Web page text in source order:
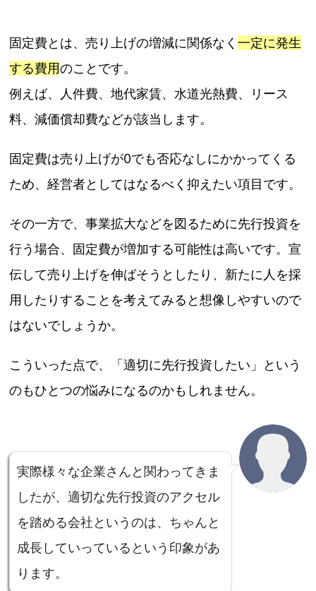
固定費とは、売り上げの増減に関係なく一定に発生
する費用のことです。
例えば、人件費、地代家賃、水道光熱費、リース
料、減価償却費などが該当します。
固定費は売り上げが0でも否応なしにかかってくる
ため、経営者としてはなるべく抑えたい項目です。
その一方で、事業拡大などを図るために先行投資を
行う場合、固定費が増加する可能性は高いです。宣
伝して売り上げを伸ばそうとしたり、新たに人を採
用したりすることを考えてみると想像しやすいので
はないでしょうか。
こういった点で、「適切に先行投資したい」という
のもひとつの悩みになるのかもしれません。
実際様々な企業さんと関わってきま
したが、適切な先行投資のアクセル
を踏める会社というのは、ちゃんと
成長していっているという印象があ
ります。